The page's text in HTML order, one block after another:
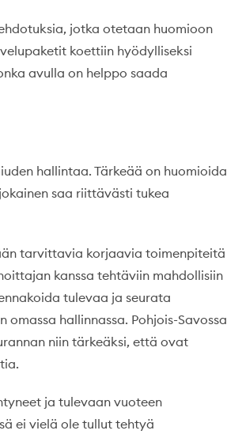
jotka otetaan huomioon
koettiin hyödylliseksi
avulla on helppo saada
hallintaa. Tärkeää on huomioida
saa riittävästi tukea
tarvittavia korjaavia toimenpiteitä
kanssa tehtäviin mahdollisiin
tulevaa ja seurata
hallinnassa. Pohjois-Savossa
niin tärkeäksi, että ovat
ja tulevaan vuoteen
ei vielä ole tullut tehtyä